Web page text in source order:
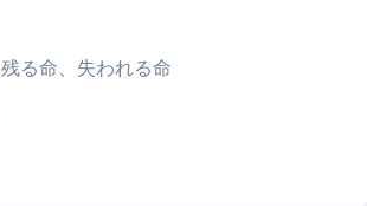
残る命、失われる命